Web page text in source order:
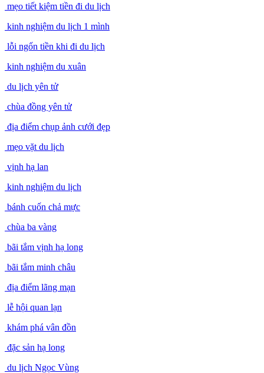
mẹo tiết kiệm tiền đi du lịch
kinh nghiệm du lịch 1 mình
lỗi ngốn tiền khi đi du lịch
kinh nghiệm du xuân
du lịch yên tử
chùa đồng yên tử
địa điểm chụp ảnh cưới đẹp
mẹo vặt du lịch
vịnh hạ lan
kinh nghiệm du lịch
bánh cuốn chả mực
chùa ba vàng
bãi tắm vịnh hạ long
bãi tắm minh châu
địa điểm lãng mạn
lễ hội quan lạn
khám phá vân đồn
đặc sản hạ long
du lịch Ngọc Vùng